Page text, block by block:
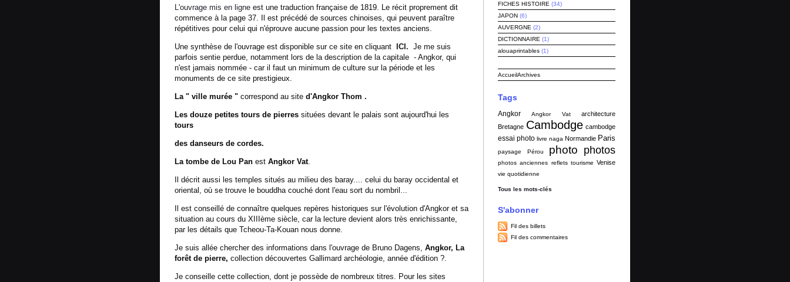
L'ouvrage mis en ligne est une traduction française de 1819. Le récit proprement dit
commence à la page 37. Il est précédé de sources chinoises, qui peuvent paraître
répétitives pour celui qui n'éprouve aucune passion pour les textes anciens.
Une synthèse de l'ouvrage est disponible sur ce site en cliquant ICI. Je me suis
parfois sentie perdue, notamment lors de la description de la capitale - Angkor, qui
n'est jamais nommée - car il faut un minimum de culture sur la période et les
monuments de ce site prestigieux.
La " ville murée " correspond au site d'Angkor Thom .
Les douze petites tours de pierres situées devant le palais sont aujourd'hui les
tours
des danseurs de cordes.
La tombe de Lou Pan est Angkor Vat.
Il décrit aussi les temples situés au milieu des baray.... celui du baray occidental et
oriental, où se trouve le bouddha couché dont l'eau sort du nombril...
Il est conseillé de connaître quelques repères historiques sur l'évolution d'Angkor et sa
situation au cours du XIIIème siècle, car la lecture devient alors très enrichissante,
par les détails que Tcheou-Ta-Kouan nous donne.
Je suis allée chercher des informations dans l'ouvrage de Bruno Dagens, Angkor, La
forêt de pierre, collection découvertes Gallimard archéologie, année d'édition ?.
Je conseille cette collection, dont je possède de nombreux titres. Pour les sites
FICHES HISTOIRE (34)
JAPON (6)
AUVERGNE (2)
DICTIONNAIRE (1)
alouaprintables (1)
AccueilArchives
Tags
Angkor Angkor Vat
architecture
Bretagne Cambodge cambodge
essai photo livre naga Normandie Paris
paysage Pérou photo photos
photos anciennes reflets tourisme Venise
vie quotidienne
Tous les mots-clés
S'abonner
Fil des billets
Fil des commentaires